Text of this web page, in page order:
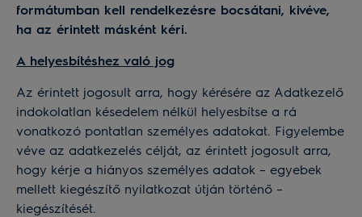
formátumban kell rendelkezésre bocsátani, kivéve,
ha az érintett másként kéri.
A helyesbítéshez való jog
Az érintett jogosult arra, hogy kérésére az Adatkezelő
indokolatlan késedelem nélkül helyesbítse a rá
vonatkozó pontatlan személyes adatokat. Figyelembe
véve az adatkezelés célját, az érintett jogosult arra,
hogy kérje a hiányos személyes adatok – egyebek
mellett kiegészítő nyilatkozat útján történő –
kiegészítését.